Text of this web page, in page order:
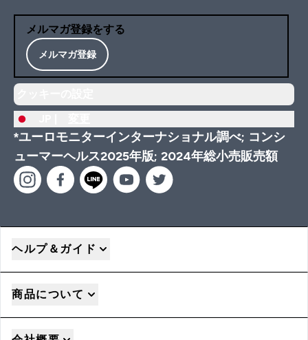
メルマガ登録をする
メルマガ登録
*ユーロモニターインターナショナル調べ; コンシ
ューマーヘルス2025年版; 2024年総小売販売額
ヘルプ＆ガイド
商品について